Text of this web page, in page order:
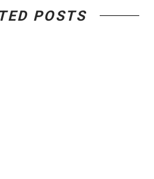
POSTS